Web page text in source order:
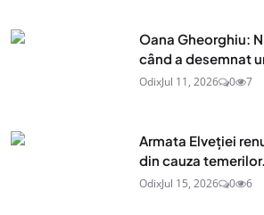
Oana Gheorghiu:
când a desemnat
OdixJul 11, 2026 0 7
Armata Elveției
din cauza
OdixJul 15, 2026 0 6